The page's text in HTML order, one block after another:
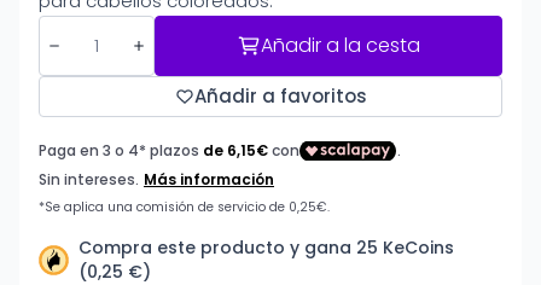
Añadir a la cesta
Añadir a favoritos
Compra este producto y gana 25 KeCoins
(0,25 €)